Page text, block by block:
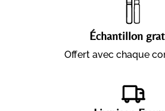
Échantillon
Offert avec chaque